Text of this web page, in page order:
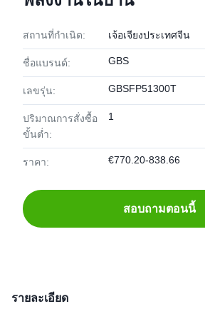
สถานที่กำเนิด: เจ้อเจียงประเทศจีน
ชื่อแบรนด์: GBS
เลขรุ่น: GBSFP51300T
ปริมาณการสั่งซื้อ
ขั้นต่ำ:
1
ราคา: €770.20-838.66
สอบถามตอนนี้
รายละเอียด